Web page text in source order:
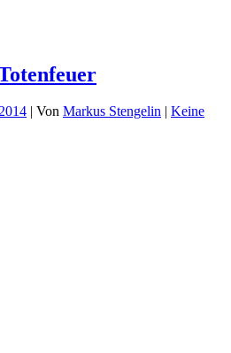
| Von Markus Stengelin | Keine